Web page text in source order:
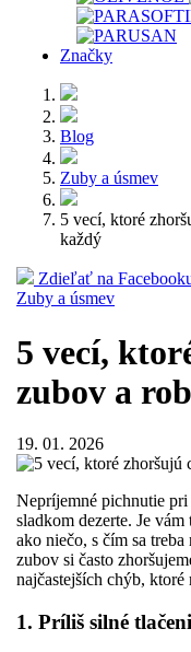
Značky
Blog
Zuby a úsmev
5 vecí, ktoré
každý
Zdieľať na
Zuby a úsmev
5 vecí,
zubov a
19. 01. 2026
Nepríjemné pichnutie
sladkom dezerte. Je
ako niečo, s čím sa
zubov si často
najčastejších chýb,
1. Príliš silné